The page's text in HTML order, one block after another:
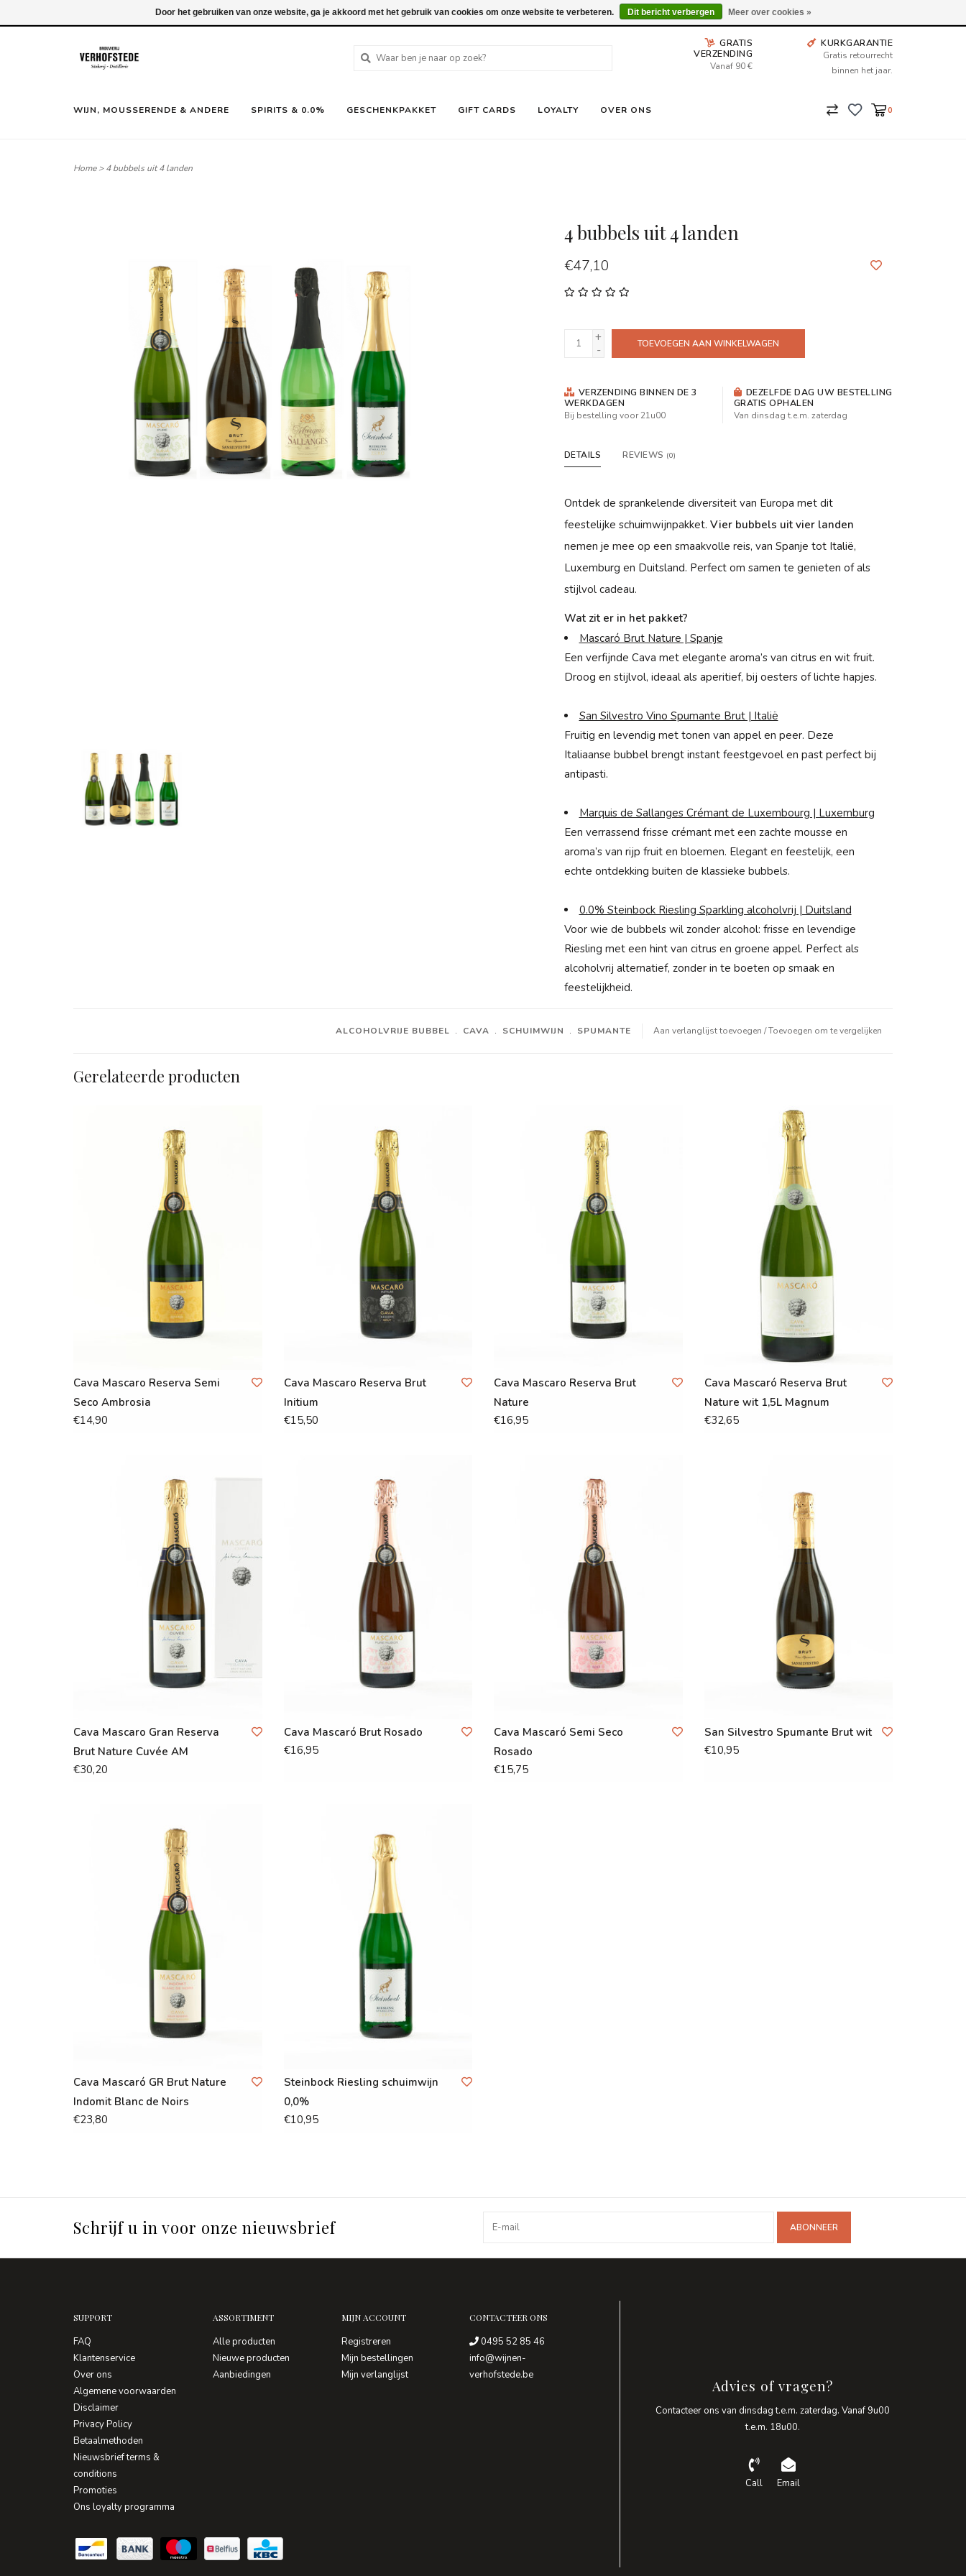
Wij leveren tot aan uw deur. Afhalen is mogelijk.
GRATIS
VERZENDING
Vanaf 90 €
KURKGARANTIE
Gratis retourrecht
binnen het jaar.
WIJN, MOUSSERENDE & ANDERE SPIRITS & 0.0% GESCHENKPAKKET GIFT CARDS LOYALTY OVER ONS 0
Home>4 bubbels uit 4 landen
4 bubbels uit 4 landen
€47,10
+
-
TOEVOEGEN AAN WINKELWAGEN
VERZENDING BINNEN DE 3
WERKDAGEN
Bij bestelling voor 21u00
DEZELFDE DAG UW BESTELLING
GRATIS OPHALEN
Van dinsdag t.e.m. zaterdag
DETAILS REVIEWS (0)
Ontdek de sprankelende diversiteit van Europa met dit
feestelijke schuimwijnpakket. Vier bubbels uit vier landen
nemen je mee op een smaakvolle reis, van Spanje tot Italië,
Luxemburg en Duitsland. Perfect om samen te genieten of als
stijlvol cadeau.
Wat zit er in het pakket?
Mascaró Brut Nature | Spanje
Een verfijnde Cava met elegante aroma’s van citrus en wit fruit.
Droog en stijlvol, ideaal als aperitief, bij oesters of lichte hapjes.
San Silvestro Vino Spumante Brut | Italië
Fruitig en levendig met tonen van appel en peer. Deze
Italiaanse bubbel brengt instant feestgevoel en past perfect bij
antipasti.
Marquis de Sallanges Crémant de Luxembourg | Luxemburg
Een verrassend frisse crémant met een zachte mousse en
aroma’s van rijp fruit en bloemen. Elegant en feestelijk, een
echte ontdekking buiten de klassieke bubbels.
0.0% Steinbock Riesling Sparkling alcoholvrij | Duitsland
Voor wie de bubbels wil zonder alcohol: frisse en levendige
Riesling met een hint van citrus en groene appel. Perfect als
alcoholvrij alternatief, zonder in te boeten op smaak en
feestelijkheid.
Aan verlanglijst toevoegen /Toevoegen om te vergelijken
ALCOHOLVRIJE BUBBEL ﹒ CAVA ﹒ SCHUIMWIJN ﹒ SPUMANTE
Gerelateerde producten
Cava Mascaro Reserva Semi
Seco Ambrosia
€14,90
Cava Mascaro Reserva Brut
Initium
€15,50
Cava Mascaro Reserva Brut
Nature
€16,95
Cava Mascaró Reserva Brut
Nature wit 1,5L Magnum
€32,65
Cava Mascaro Gran Reserva
Brut Nature Cuvée AM
€30,20
Cava Mascaró Brut Rosado
€16,95
Cava Mascaró Semi Seco
Rosado
€15,75
San Silvestro Spumante Brut wit
€10,95
Cava Mascaró GR Brut Nature
Indomit Blanc de Noirs
€23,80
Steinbock Riesling schuimwijn
0,0%
€10,95
Schrijf u in voor onze nieuwsbrief ABONNEER
SUPPORT
FAQ
Klantenservice
Over ons
Algemene voorwaarden
Disclaimer
Privacy Policy
Betaalmethoden
Nieuwsbrief terms &
conditions
Promoties
Ons loyalty programma
ASSORTIMENT
Alle producten
Nieuwe producten
Aanbiedingen
MIJN ACCOUNT
Registreren
Mijn bestellingen
Mijn verlanglijst
CONTACTEER ONS
0495 52 85 46
info@wijnen-
verhofstede.be
Advies of vragen?
Contacteer ons van dinsdag t.e.m. zaterdag. Vanaf 9u00
t.e.m. 18u00.
Call Email
Door het gebruiken van onze website, ga je akkoord met het gebruik van cookies om onze website te verbeteren. Dit bericht verbergen Meer over cookies »